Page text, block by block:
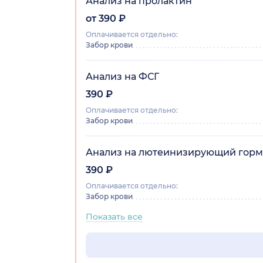
от 390 ₽
Оплачивается отдельно:
Забор крови
Анализ на ФСГ
390 ₽
Оплачивается отдельно:
Забор крови
Анализ на лютеинизирующий
390 ₽
Оплачивается отдельно:
Забор крови
Показать все